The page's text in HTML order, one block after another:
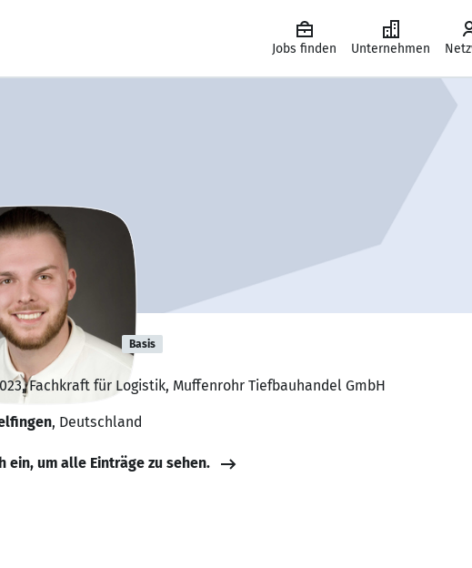
Jobs finden Unternehmen
Kelsch Basis
Fachkraft für Logistik, Muffenrohr Tiefbauhandel GmbH
, Deutschland
ein, um alle Einträge zu sehen.